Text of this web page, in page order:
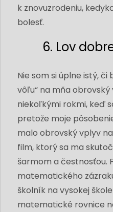
k znovuzrodeniu,
bolesť.
6. Lov
Nie som si úplne istý, či
vôľu“ na mňa
niekoľkými rokmi, keď
pretože moje
malo obrovský vplyv
film, ktorý sa ma
šarmom a čestnosťou.
matematického
školník na vysokej
matematické rovnice